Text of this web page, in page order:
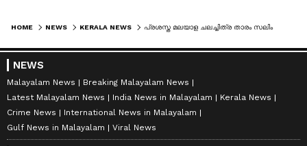
HOME NEWS KERALA NEWS
NEWS
Malayalam News
Breaking Malayalam News
Latest Malayalam News
India News in Malayalam
Kerala News
Crime News
International News in Malayalam
Gulf News in Malayalam
Viral News